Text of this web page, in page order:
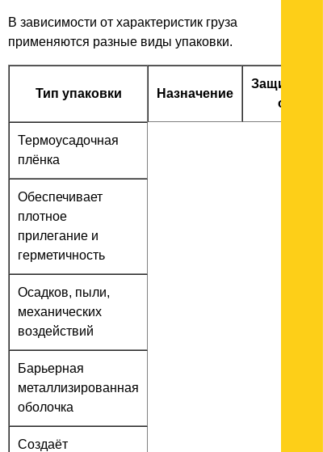
В зависимости от характеристик груза
применяются разные виды упаковки.
Тип упаковки Назначение
Защищает
от
Термоусадочная
плёнка
Обеспечивает
плотное
прилегание и
герметичность
Осадков, пыли,
механических
воздействий
Барьерная
металлизированная
оболочка
Создаёт